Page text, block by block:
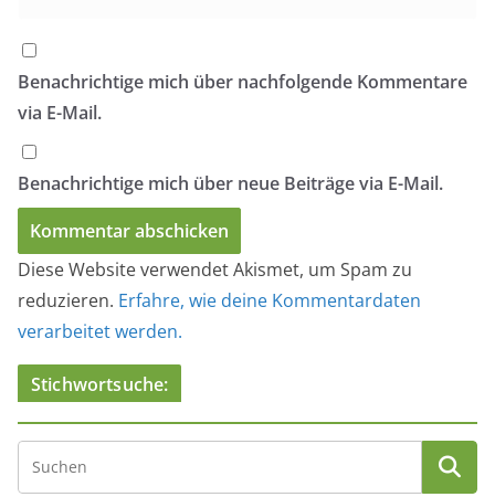
Benachrichtige mich über nachfolgende Kommentare
via E-Mail.
Benachrichtige mich über neue Beiträge via E-Mail.
Diese Website verwendet Akismet, um Spam zu
reduzieren. Erfahre, wie deine Kommentardaten
verarbeitet werden.
Stichwortsuche: